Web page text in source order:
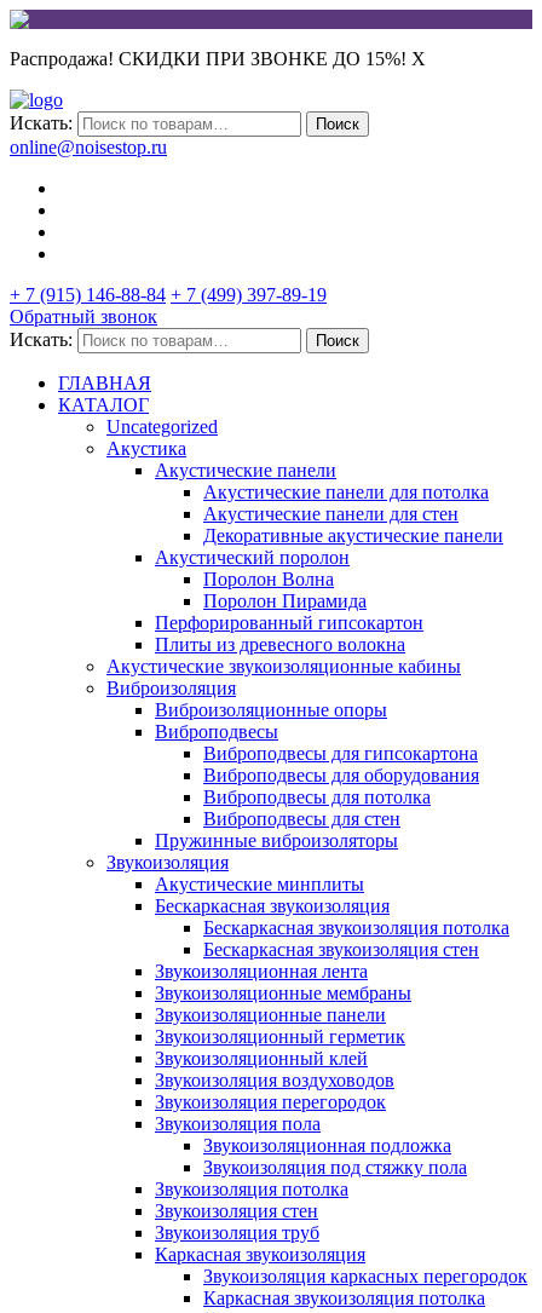
Распродажа! СКИДКИ ПРИ ЗВОНКЕ ДО 15%! X
Искать: Поиск
online@noisestop.ru
+ 7 (915) 146-88-84 + 7 (499) 397-89-19
Обратный звонок
Искать:
Поиск
ГЛАВНАЯ
КАТАЛОГ
Uncategorized
Акустика
Акустические панели
Акустические панели для потолка
Акустические панели для стен
Декоративные акустические панели
Акустический поролон
Поролон Волна
Поролон Пирамида
Перфорированный гипсокартон
Плиты из древесного волокна
Акустические звукоизоляционные кабины
Виброизоляция
Виброизоляционные опоры
Виброподвесы
Виброподвесы для гипсокартона
Виброподвесы для оборудования
Виброподвесы для потолка
Виброподвесы для стен
Пружинные виброизоляторы
Звукоизоляция
Акустические минплиты
Бескаркасная звукоизоляция
Бескаркасная звукоизоляция потолка
Бескаркасная звукоизоляция стен
Звукоизоляционная лента
Звукоизоляционные мембраны
Звукоизоляционные панели
Звукоизоляционный герметик
Звукоизоляционный клей
Звукоизоляция воздуховодов
Звукоизоляция перегородок
Звукоизоляция пола
Звукоизоляционная подложка
Звукоизоляция под стяжку пола
Звукоизоляция потолка
Звукоизоляция стен
Звукоизоляция труб
Каркасная звукоизоляция
Звукоизоляция каркасных перегородок
Каркасная звукоизоляция потолка